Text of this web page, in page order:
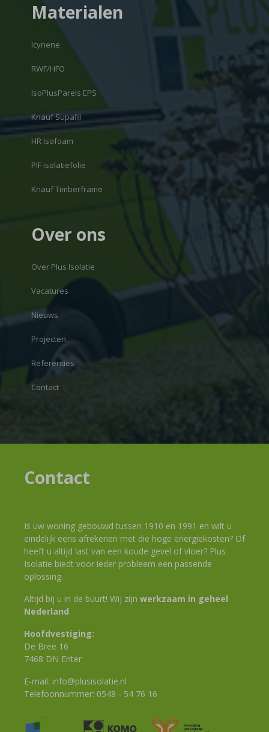
Materialen
Icynene
RWF/HFO
IsoPlusParels EPS
Knauf Supafil
HR Isofoam
PIF isolatiefolie
Knauf Timberframe
Over ons
Over Plus Isolatie
Vacatures
Nieuws
Projecten
Referenties
Contact
Contact
Is uw woning gebouwd tussen 1910 en 1991 en wilt u
eindelijk eens afrekenen met die hoge energiekosten? Of
heeft u altijd last van een koude gevel of vloer? Plus
Isolatie biedt voor ieder probleem een passende
oplossing.
Altijd bij u in de buurt! Wij zijn werkzaam in geheel
Nederland.
Hoofdvestiging:
De Bree 16
7468 DN Enter
E-mail: info@plusisolatie.nl
Telefoonnummer: 0548 - 54 76 16